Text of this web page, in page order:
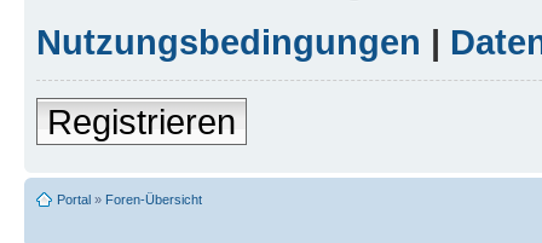
Nutzungsbedingungen |
Registrieren
Portal » Foren-Übersicht